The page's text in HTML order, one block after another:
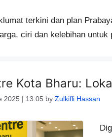
terkini dan plan
ciri dan kelebihan
Kota Bharu:
2025 | 13:05 by Zulkifli Hassan